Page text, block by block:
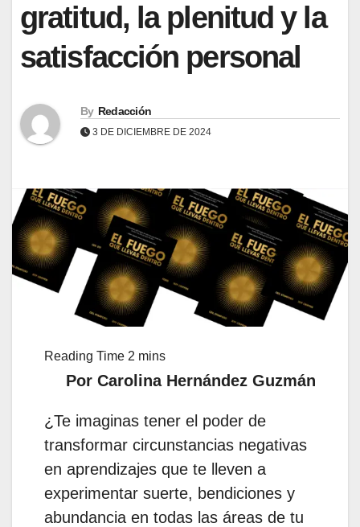
gratitud, la plenitud y la
satisfacción personal
By Redacción
3 DE DICIEMBRE DE 2024
Por Carolina Hernández Guzmán
¿Te imaginas tener el poder de
transformar circunstancias negativas
en aprendizajes que te lleven a
experimentar suerte, bendiciones y
abundancia en todas las áreas de tu